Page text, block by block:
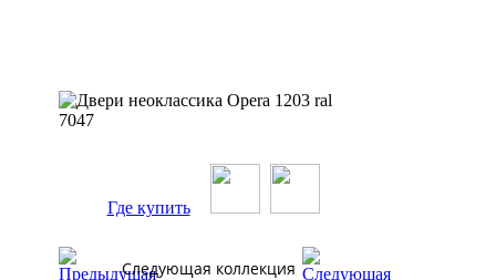
Где купить
Следующая коллекция